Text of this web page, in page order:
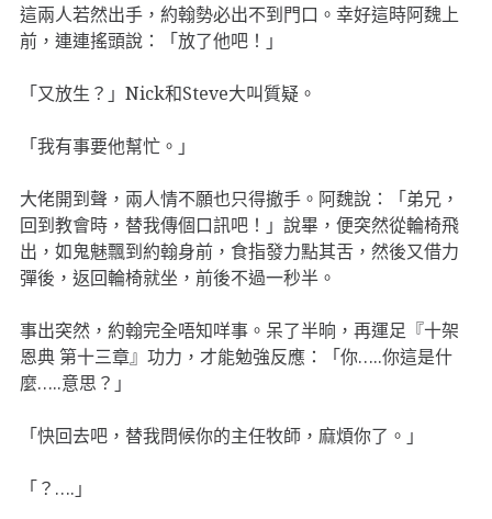
這兩人若然出手，約翰勢必出不到門口。幸好這時阿魏上
前，連連搖頭說：「放了他吧！」
「又放生？」Nick和Steve大叫質疑。
「我有事要他幫忙。」
大佬開到聲，兩人情不願也只得撤手。阿魏說：「弟兄，
回到教會時，替我傳個口訊吧！」說畢，便突然從輪椅飛
出，如鬼魅飄到約翰身前，食指發力點其舌，然後又借力
彈後，返回輪椅就坐，前後不過一秒半。
事出突然，約翰完全唔知咩事。呆了半晌，再運足『十架
恩典 第十三章』功力，才能勉強反應：「你…..你這是什
麼…..意思？」
「快回去吧，替我問候你的主任牧師，麻煩你了。」
「？….」